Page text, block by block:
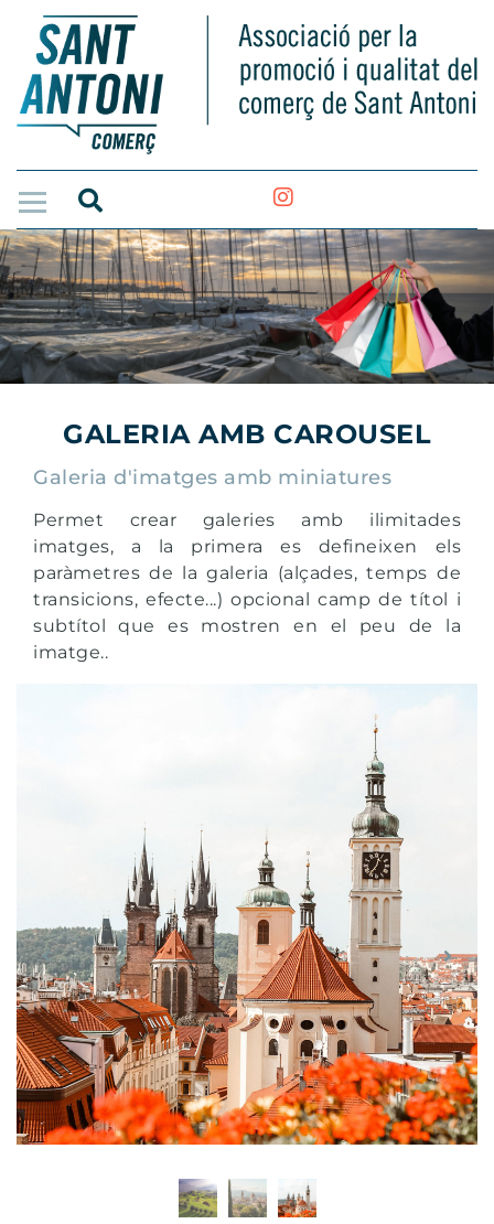
GALERIA AMB CAROUSEL
Galeria d'imatges amb miniatures
Permet crear galeries amb ilimitades
imatges, a la primera es defineixen els
paràmetres de la galeria (alçades, temps de
transicions, efecte...) opcional camp de títol i
subtítol que es mostren en el peu de la
imatge..